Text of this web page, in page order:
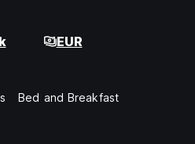
EUR
Bed and Breakfast